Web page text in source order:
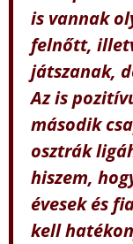
is vannak
felnőtt,
játszanak,
Az is
második
osztrák
hiszem,
évesek és
kell